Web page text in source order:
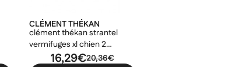
CLÉMENT THÉKAN
clément thékan strantel
vermifuges xl chien 2
comprimés
20,36€
16,29€